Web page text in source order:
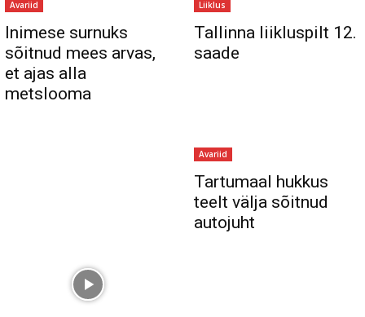
Avariid
Inimese surnuks
sõitnud mees arvas,
et ajas alla
metslooma
Liiklus
Tallinna liikluspilt 12.
saade
Avariid
Tartumaal hukkus
teelt välja sõitnud
autojuht